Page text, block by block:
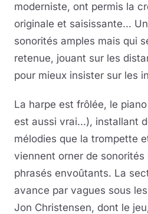
moderniste, ont permis la
originale et saisissante...
sonorités amples mais qui
retenue, jouant sur les
pour mieux insister sur les
La harpe est frôlée, le
est aussi vrai...), installant
mélodies que la trompette
viennent orner de
phrasés envoûtants. La
avance par vagues sous
Jon Christensen, dont le